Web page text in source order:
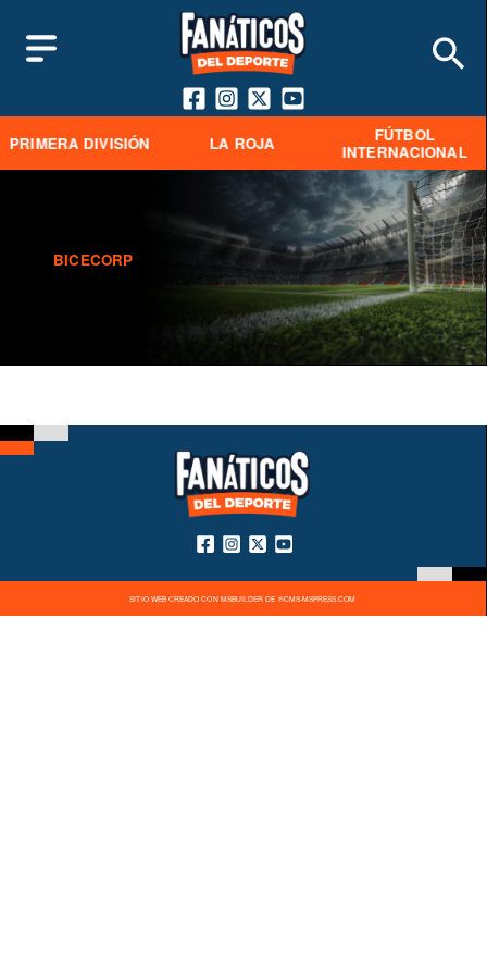
PRIMERA DIVISIÓN LA ROJA
FÚTBOL
INTERNACIONAL
BICECORP
SITIO WEB CREADO CON MSBUILDER DE ®CMS-MSPRESS.COM